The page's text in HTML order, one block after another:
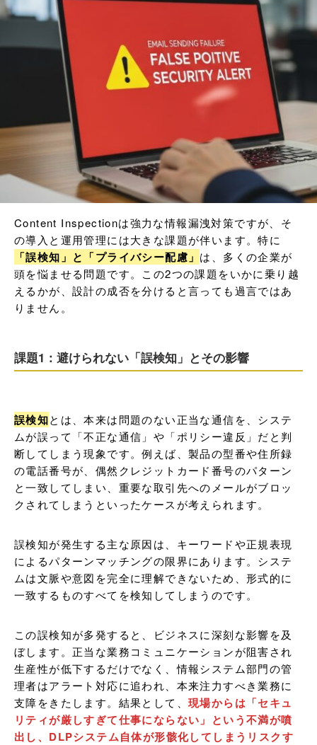
Content Inspectionは強力な情報漏洩対策ですが、そ
の導入と運用管理には大きな課題が伴います。特に
「誤検知」と「プライバシー配慮」 は、多くの企業が
頭を悩ませる問題です。この2つの課題をいかに乗り越
えるかが、設計の成否を分けると言っても過言ではあ
りません。
課題1：避けられない「誤検知」とその影響
誤検知とは、本来は問題のない正当な通信を、システ
ムが誤って「不正な通信」や「ポリシー違反」だと判
断してしまう現象です。例えば、製品の型番や住所録
の電話番号が、偶然クレジットカード番号のパターン
と一致してしまい、重要な取引先へのメールがブロッ
クされてしまうといったケースが考えられます。
誤検知が発生する主な原因は、キーワードや正規表現
によるパターンマッチングの限界にあります。システ
ムは文脈や意図を完全に理解できないため、形式的に
一致するものすべてを検知してしまうのです。
この誤検知が多発すると、ビジネスに深刻な影響を及
ぼします。正当な業務コミュニケーションが阻害され
生産性が低下するだけでなく、情報システム部門の管
理者はアラート対応に追われ、本来注力すべき業務に
支障をきたします。結果として、 現場からは「セキュ
リティが厳しすぎて仕事にならない」という不満が噴
出し、DLPシステム自体が形骸化してしまうリスクす